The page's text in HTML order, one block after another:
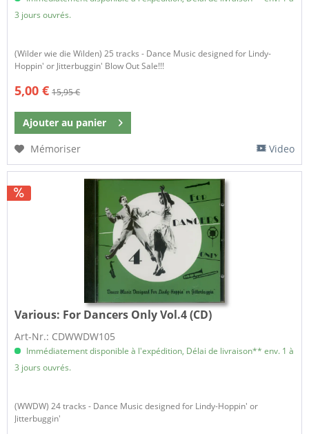
3 jours ouvrés.
(Wilder wie die Wilden) 25 tracks - Dance Music designed for Lindy-
Hoppin' or Jitterbuggin' Blow Out Sale!!!
5,00 € 15,95 €
Ajouter au panier
Mémoriser
Video
Various: For Dancers Only Vol.4 (CD)
Art-Nr.: CDWWDW105
Immédiatement disponible à l'expédition, Délai de livraison** env. 1 à
3 jours ouvrés.
(WWDW) 24 tracks - Dance Music designed for Lindy-Hoppin' or
Jitterbuggin'